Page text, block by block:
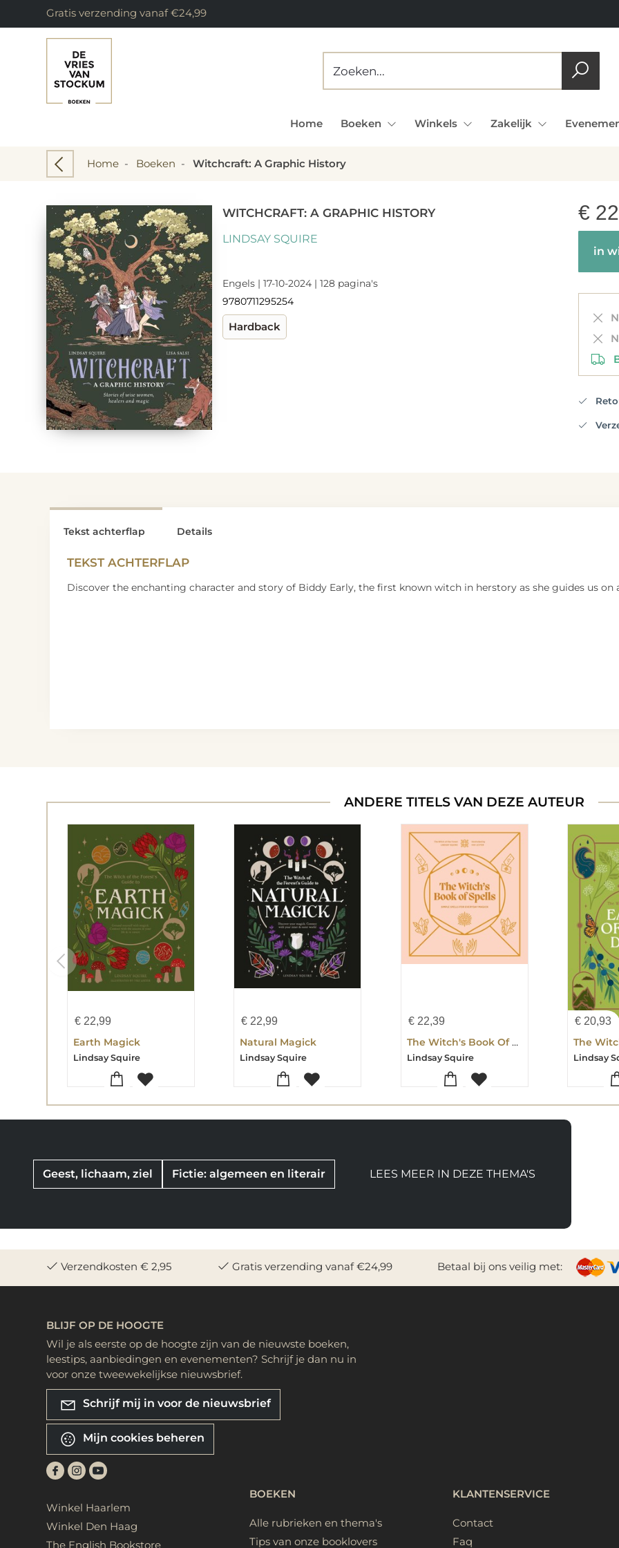
Gratis verzending vanaf €24,99
Home Boeken Winkels Zakelijk
Home - Boeken - Witchcraft: A Graphic History
WITCHCRAFT: A GRAPHIC HISTORY
LINDSAY SQUIRE
Engels | 17-10-2024 | 128 pagina's
9780711295254
Hardback
€
in
Tekst achterflap
TEKST ACHTERFLAP
Discover the enchanting character and story of Biddy Early, the first known witch in herstory as she guides us
Details
ANDERE TITELS VAN DEZE AUTEUR
€ 22,99
Earth Magick
Lindsay Squire
€ 22,99
Natural Magick
Lindsay Squire
€22,39
The Witch's Book Of Spells
Lindsay Squire
€20,93
Lindsay
Geest, lichaam, ziel Fictie: algemeen en literair LEES MEER IN DEZE THEMA'S
Verzendkosten € 2,95 Gratis verzending vanaf €24,99 Betaal bij ons veilig met:
BLIJF OP DE HOOGTE
Wil je als eerste op de hoogte zijn van de nieuwste boeken,
leestips, aanbiedingen en evenementen? Schrijf je dan nu in
voor onze tweewekelijkse nieuwsbrief.
Schrijf mij in voor de nieuwsbrief
Mijn cookies beheren
Winkel Haarlem
Winkel Den Haag
The English Bookstore
BOEKEN
Alle rubrieken en thema's
Tips van onze booklovers
KLANTENSERVICE
Contact
Faq